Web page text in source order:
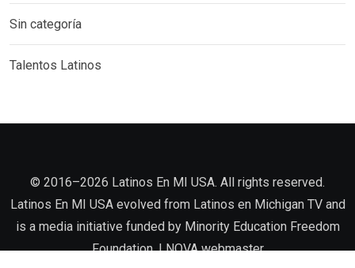
Sin categoría
Talentos Latinos
©️ 2016–2026 Latinos En MI USA. All rights reserved.
Latinos En MI USA evolved from Latinos en Michigan TV and
is a media initiative funded by Minority Education Freedom
Foundation. |NOVAwebmaster